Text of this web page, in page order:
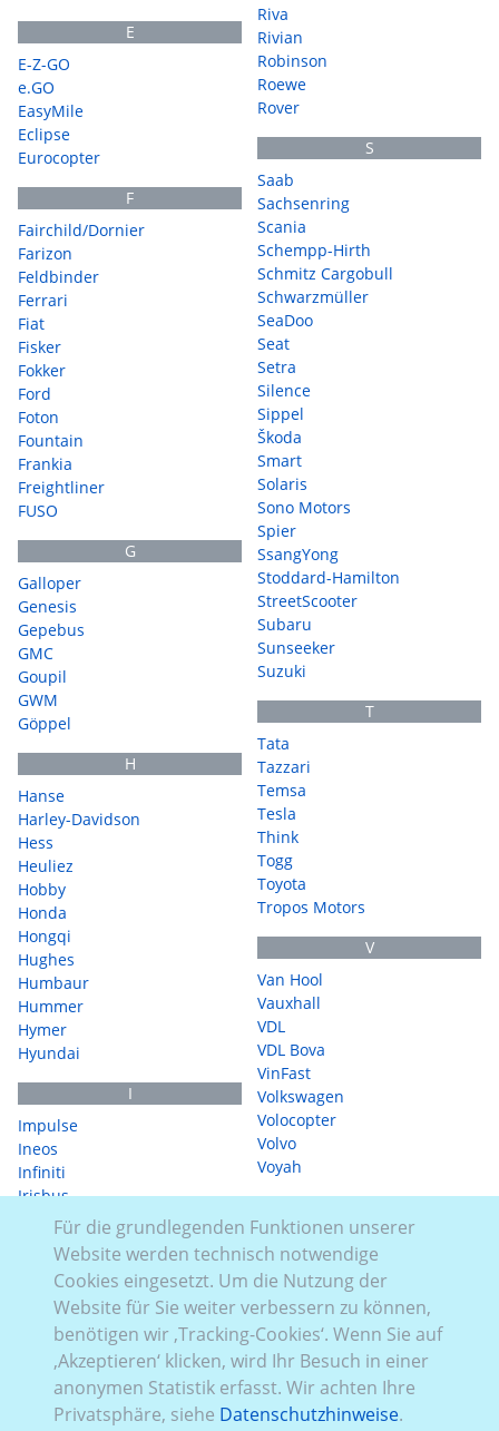
E
E-Z-GO
e.GO
EasyMile
Eclipse
Eurocopter
F
Fairchild/Dornier
Farizon
Feldbinder
Ferrari
Fiat
Fisker
Fokker
Ford
Foton
Fountain
Frankia
Freightliner
FUSO
G
Galloper
Genesis
Gepebus
GMC
Goupil
GWM
Göppel
H
Hanse
Harley-Davidson
Hess
Heuliez
Hobby
Honda
Hongqi
Hughes
Humbaur
Hummer
Hymer
Hyundai
I
Impulse
Ineos
Infiniti
Irisbus
Irizar
Isuzu
J
Jaecoo
Jaguar
Riva
Rivian
Robinson
Roewe
Rover
S
Saab
Sachsenring
Scania
Schempp-Hirth
Schmitz Cargobull
Schwarzmüller
SeaDoo
Seat
Setra
Silence
Sippel
Škoda
Smart
Solaris
Sono Motors
Spier
SsangYong
Stoddard-Hamilton
StreetScooter
Subaru
Sunseeker
Suzuki
T
Tata
Tazzari
Temsa
Tesla
Think
Togg
Toyota
Tropos Motors
V
Van Hool
Vauxhall
VDL
VDL Bova
VinFast
Volkswagen
Volocopter
Volvo
Voyah
WDL
WerbeVelo
WEY
WM Meyer
WorkCycles
X
Für die grundlegenden Funktionen unserer
Website werden technisch notwendige
Cookies eingesetzt. Um die Nutzung der
Website für Sie weiter verbessern zu können,
benötigen wir ‚Tracking-Cookies‘. Wenn Sie auf
‚Akzeptieren‘ klicken, wird Ihr Besuch in einer
anonymen Statistik erfasst. Wir achten Ihre
Privatsphäre, siehe Datenschutzhinweise.